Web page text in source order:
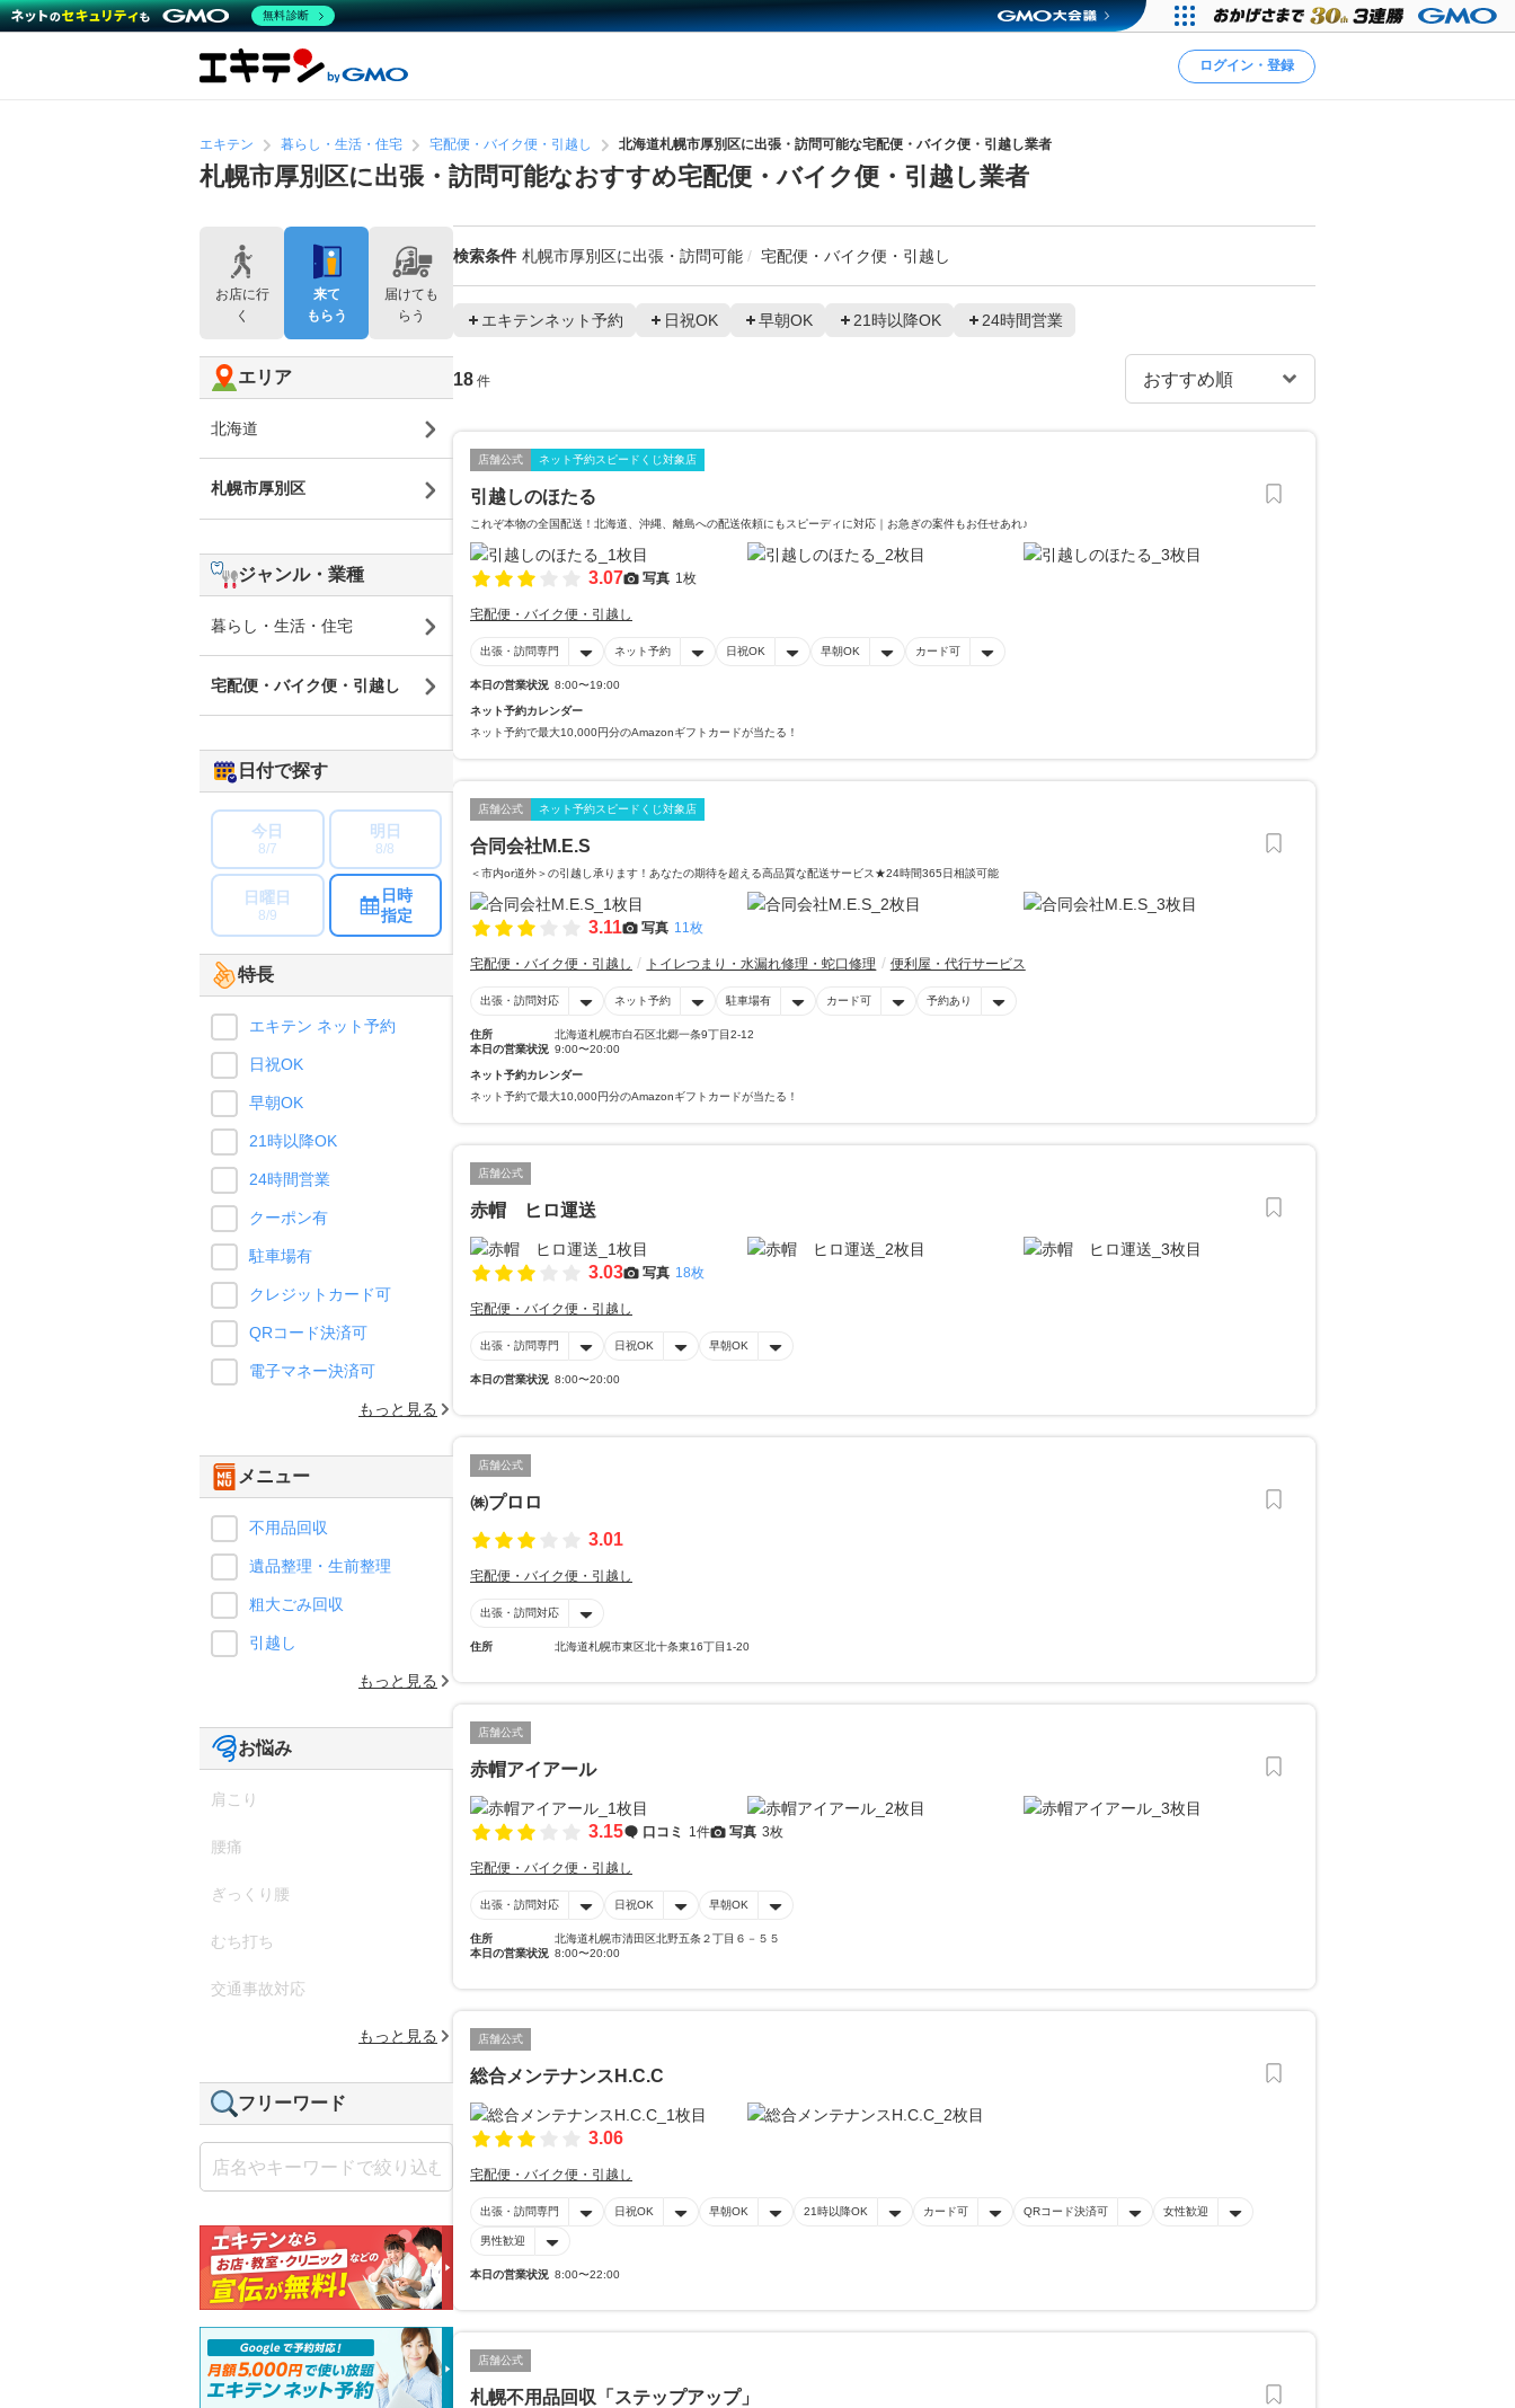
ログイン・登録
エキテン 暮らし・生活・住宅 宅配便・バイク便・引越し 北海道札幌市厚別区に出張・訪問可能な宅配便・バイク便・引越し業者
札幌市厚別区に出張・訪問可能なおすすめ宅配便・バイク便・引越し業者
検索条件 札幌市厚別区に出張・訪問可能 宅配便・バイク便・引越し
エキテンネット予約 日祝OK 早朝OK 21時以降OK 24時間営業
18 件
店舗公式 ネット予約スピードくじ対象店
引越しのほたる
これぞ本物の全国配送！北海道、沖縄、離島への配送依頼にもスピーディに対応｜お急ぎの案件もお任せあれ♪
3.07 写真 1枚
宅配便・バイク便・引越し
出張・訪問専門 ネット予約 日祝OK 早朝OK カード可
本日の営業状況 8:00〜19:00
ネット予約カレンダー
ネット予約で最大10,000円分のAmazonギフトカードが当たる！
店舗公式 ネット予約スピードくじ対象店
合同会社M.E.S
＜市内or道外＞の引越し承ります！あなたの期待を超える高品質な配送サービス★24時間365日相談可能
3.11 写真 11枚
宅配便・バイク便・引越し トイレつまり・水漏れ修理・蛇口修理 便利屋・代行サービス
出張・訪問対応 ネット予約 駐車場有 カード可 予約あり
住所
北海道札幌市白石区北郷一条9丁目2-12
本日の営業状況 9:00〜20:00
ネット予約カレンダー
ネット予約で最大10,000円分のAmazonギフトカードが当たる！
店舗公式
赤帽 ヒロ運送
3.03 写真 18枚
宅配便・バイク便・引越し
出張・訪問専門 日祝OK 早朝OK
本日の営業状況 8:00〜20:00
店舗公式
㈱プロロ
3.01
宅配便・バイク便・引越し
出張・訪問対応
住所 北海道札幌市東区北十条東16丁目1-20
店舗公式
赤帽アイアール
3.15 口コミ 1件 写真 3枚
宅配便・バイク便・引越し
出張・訪問対応 日祝OK 早朝OK
住所
北海道札幌市清田区北野五条２丁目６－５５
本日の営業状況 8:00〜20:00
店舗公式
総合メンテナンスH.C.C
3.06
宅配便・バイク便・引越し
出張・訪問専門 日祝OK 早朝OK 21時以降OK カード可 QRコード決済可 女性歓迎
男性歓迎
本日の営業状況 8:00〜22:00
店舗公式
札幌不用品回収「ステップアップ」
お店に行
く
来て
もらう
届けても
らう
エリア
北海道
札幌市厚別区
ジャンル・業種
暮らし・生活・住宅
宅配便・バイク便・引越し
日付で探す
今日
8/7
明日
8/8
日曜日
8/9
日時
指定
特長
エキテン ネット予約
日祝OK
早朝OK
21時以降OK
24時間営業
クーポン有
駐車場有
クレジットカード可
QRコード決済可
電子マネー決済可
もっと見る
メニュー
不用品回収
遺品整理・生前整理
粗大ごみ回収
引越し
もっと見る
お悩み
肩こり
腰痛
ぎっくり腰
むち打ち
交通事故対応
もっと見る
フリーワード
無料診断